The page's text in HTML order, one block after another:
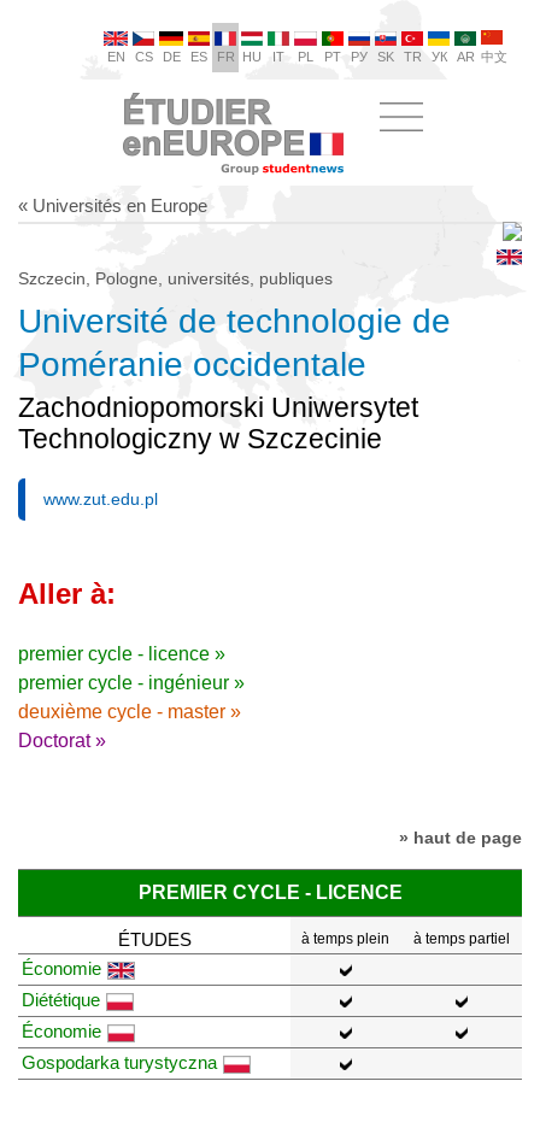
EN CS DE ES FR HU IT PL PT РУ SK TR УК AR 中文
« Universités en Europe
Szczecin, Pologne, universités, publiques
Université de technologie de
Poméranie occidentale
Zachodniopomorski Uniwersytet
Technologiczny w Szczecinie
www.zut.edu.pl
Aller à:
premier cycle - licence »
premier cycle - ingénieur »
deuxième cycle - master »
Doctorat »
» haut de page
PREMIER CYCLE - LICENCE
ÉTUDES à temps plein à temps partiel
Économie
Diététique
Économie
Gospodarka turystyczna